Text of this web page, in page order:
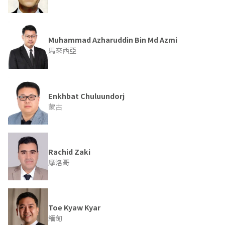
Muhammad Azharuddin Bin Md Azmi
馬來西亞
Enkhbat Chuluundorj
蒙古
Rachid Zaki
摩洛哥
Toe Kyaw Kyar
緬甸